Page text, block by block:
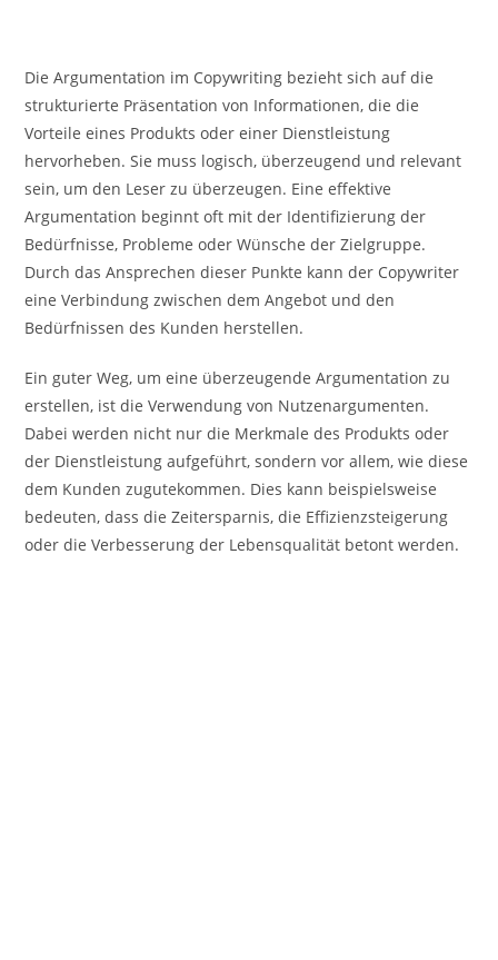
Die Argumentation im Copywriting bezieht sich auf die
strukturierte Präsentation von Informationen, die die
Vorteile eines Produkts oder einer Dienstleistung
hervorheben. Sie muss logisch, überzeugend und relevant
sein, um den Leser zu überzeugen. Eine effektive
Argumentation beginnt oft mit der Identifizierung der
Bedürfnisse, Probleme oder Wünsche der Zielgruppe.
Durch das Ansprechen dieser Punkte kann der Copywriter
eine Verbindung zwischen dem Angebot und den
Bedürfnissen des Kunden herstellen.
Ein guter Weg, um eine überzeugende Argumentation zu
erstellen, ist die Verwendung von Nutzenargumenten.
Dabei werden nicht nur die Merkmale des Produkts oder
der Dienstleistung aufgeführt, sondern vor allem, wie diese
dem Kunden zugutekommen. Dies kann beispielsweise
bedeuten, dass die Zeitersparnis, die Effizienzsteigerung
oder die Verbesserung der Lebensqualität betont werden.